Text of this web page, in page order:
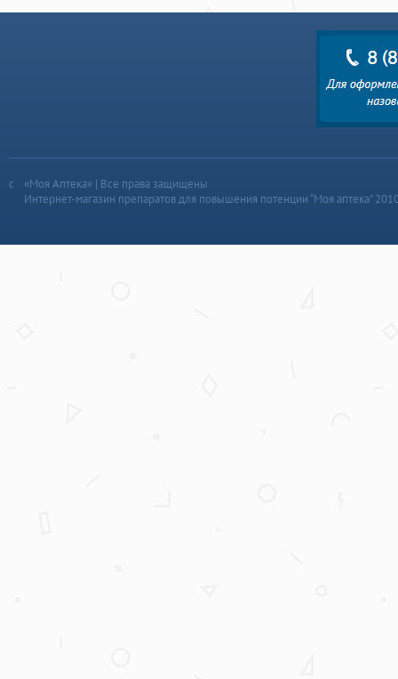
«Моя Аптека» | Все права защищены
Интернет-магазин препаратов для повышения потенции “Моя аптека”